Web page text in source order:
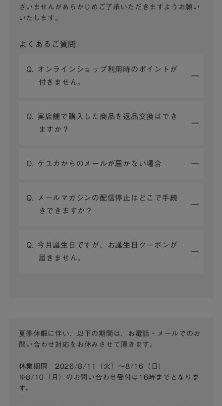
ざいませんがあらかじめご了承いただきますようお願い
いたします。
よくあるご質問
Q. オンラインショップ利用時のポイントが
付きません。
Q. 実店舗で購入した商品を返品交換はでき
ますか？
Q. ケユカからのメールが届かない場合
Q. メールマガジンの配信停止はどこで手続
きできますか？
Q. 今月誕生日ですが、お誕生日クーポンが
届きません。
夏季休暇に伴い、以下の期間は、お電話・メールでのお
問い合わせ対応をお休みさせて頂きます。
休業期間 2026/8/11（火）～8/16（日）
※8/10（月）のお問い合わせ受付は16時までとなりま
す。